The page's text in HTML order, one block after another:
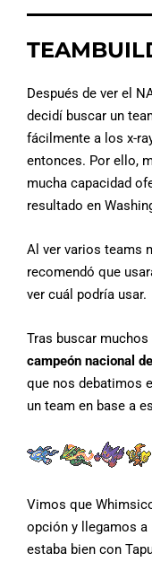
Después de ver el
decidí buscar un
fácilmente a los x-
entonces. Por ello,
mucha capacidad
resultado en
Al ver varios teams
recomendó que
ver cuál podría usar.
Tras buscar muchos
campeón nacional
que nos debatimos
un team en base a
Vimos que
opción y llegamos
estaba bien con